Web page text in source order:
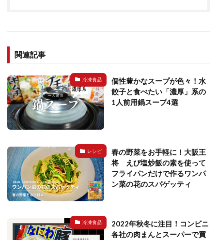
関連記事
冷凍食品
個性豊かなスープが色々！水
餃子と食べたい「濃厚」系の
1人前用鍋スープ4選
レシピ
春の野菜をお手軽に！大阪王
将 えび塩炒飯の素を使って
フライパンだけで作るワンパ
ン菜の花のスパゲッティ
冷凍食品
2022年秋冬に注目！コンビニ
各社の肉まんとスーパーで買